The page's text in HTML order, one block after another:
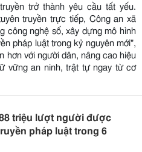
trở thành yêu cầu tất yếu.
truyền trực tiếp, Công an xã
công nghệ số, xây dựng mô hình
pháp luật trong kỷ nguyên mới",
hơn với người dân, nâng cao hiệu
vững an ninh, trật tự ngay từ cơ
triệu lượt người được
pháp luật trong 6